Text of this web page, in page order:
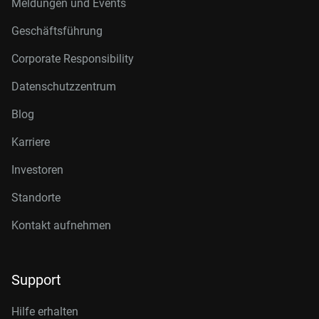
Meldungen und Events
Geschäftsführung
Corporate Responsibility
Datenschutzzentrum
Blog
Karriere
Investoren
Standorte
Kontakt aufnehmen
Support
Hilfe erhalten